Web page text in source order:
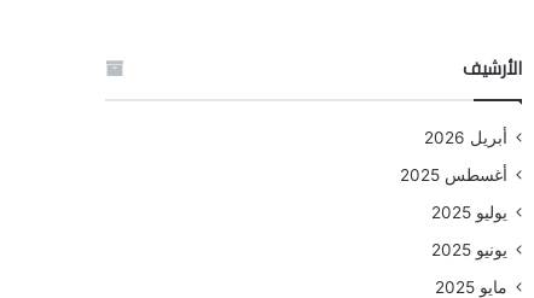
الأرشيف
أبريل 2026
أغسطس 2025
يوليو 2025
يونيو 2025
مايو 2025